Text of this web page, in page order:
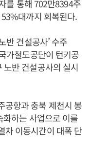
를 통해 702만8394주
대까지 회복된다.
반 건설공사’ 수주
가철도공단이 턴키공
반 건설공사의 실시
공항과 충북 제천시 봉
하는 사업으로 이를
차 이동시간이 대폭 단